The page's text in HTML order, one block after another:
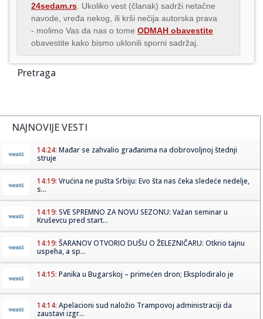
24sedam.rs . Ukoliko vest (članak) sadrži netačne
navode, vređa nekog, ili krši nečija autorska prava
- molimo Vas da nas o tome ODMAH obavestite
obavestite kako bismo uklonili sporni sadržaj.
Pretraga
NAJNOVIJE VESTI
14:24: Mađar se zahvalio građanima na dobrovoljnoj štednji
struje
14:19: Vrućina ne pušta Srbiju: Evo šta nas čeka sledeće nedelje,
s...
14:19: SVE SPREMNO ZA NOVU SEZONU: Važan seminar u
Kruševcu pred start...
14:19: ŠARANOV OTVORIO DUŠU O ŽELEZNIČARU: Otkrio tajnu
uspeha, a sp...
14:15: Panika u Bugarskoj – primećen dron; Eksplodiralo je
14:14: Apelacioni sud naložio Trampovoj administraciji da
zaustavi izgr...